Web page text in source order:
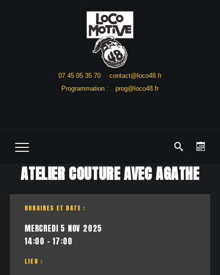
07 45 05 35 70
contact@loco48.fr
Programmation :
prog@loco48.fr
ATELIER COUTURE AVEC AGATHE
HORAIRES ET DATE :
MERCREDI 5 NOV 2025
14:00 - 17:00
LIEU :